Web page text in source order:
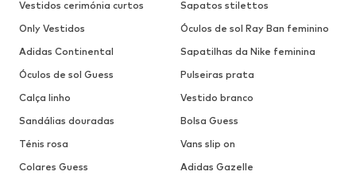
Vestidos cerimónia curtos
Sapatos stilettos
Only Vestidos
Óculos de sol Ray Ban feminino
Adidas Continental
Sapatilhas da Nike feminina
Óculos de sol Guess
Pulseiras prata
Calça linho
Vestido branco
Sandálias douradas
Bolsa Guess
Ténis rosa
Vans slip on
Colares Guess
Adidas Gazelle